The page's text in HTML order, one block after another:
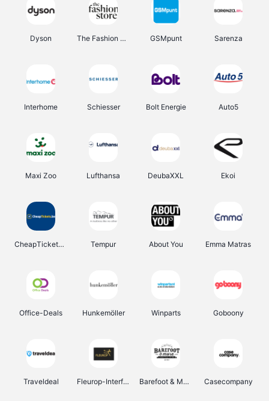
Dyson The Fashion Store GSMpunt Sarenza
Interhome Schiesser Bolt Energie Auto5
Maxi Zoo Lufthansa DeubaXXL Ekoi
CheapTickets.be Tempur About You Emma Matras
Office-Deals Hunkemöller Winparts Goboony
Traveldeal Fleurop-Interflora Barefoot & More Casecompany